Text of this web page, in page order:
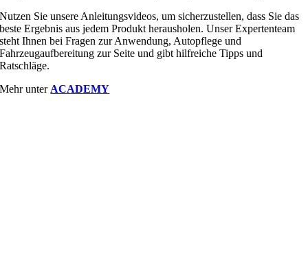
Nutzen Sie unsere Anleitungsvideos, um sicherzustellen, dass Sie das
beste Ergebnis aus jedem Produkt herausholen. Unser Expertenteam
steht Ihnen bei Fragen zur Anwendung, Autopflege und
Fahrzeugaufbereitung zur Seite und gibt hilfreiche Tipps und
Ratschläge.
Mehr unter ACADEMY